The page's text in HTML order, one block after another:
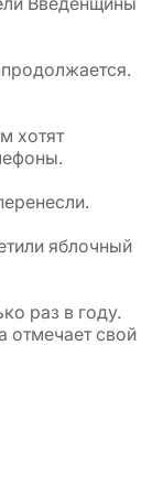
хотят
яблочный
раз в году.
отмечает свой